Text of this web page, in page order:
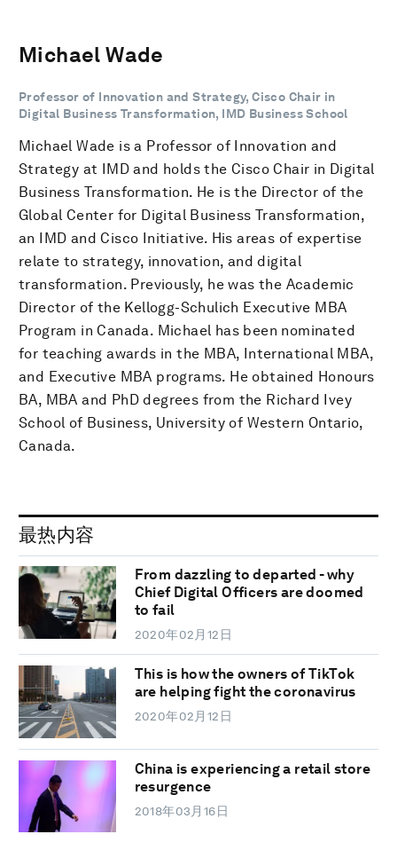
Michael Wade
Professor of Innovation and Strategy, Cisco Chair in
Digital Business Transformation, IMD Business School
Michael Wade is a Professor of Innovation and
Strategy at IMD and holds the Cisco Chair in Digital
Business Transformation. He is the Director of the
Global Center for Digital Business Transformation,
an IMD and Cisco Initiative. His areas of expertise
relate to strategy, innovation, and digital
transformation. Previously, he was the Academic
Director of the Kellogg-Schulich Executive MBA
Program in Canada. Michael has been nominated
for teaching awards in the MBA, International MBA,
and Executive MBA programs. He obtained Honours
BA, MBA and PhD degrees from the Richard Ivey
School of Business, University of Western Ontario,
Canada.
最热内容
From dazzling to departed - why
Chief Digital Officers are doomed
to fail
2020年02月12日
This is how the owners of TikTok
are helping fight the coronavirus
2020年02月12日
China is experiencing a retail store
resurgence
2018年03月16日